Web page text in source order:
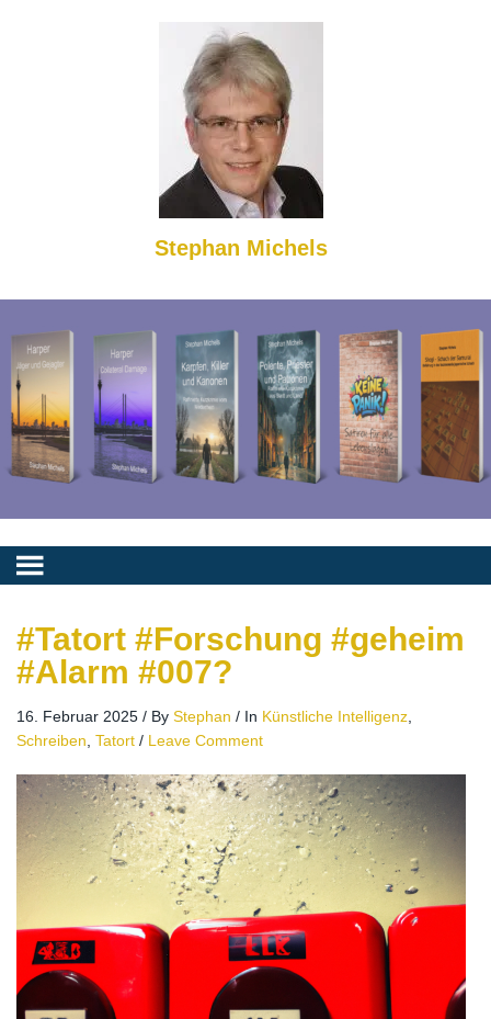
Stephan Michels
#Tatort #Forschung #geheim
#Alarm #007?
16. Februar 2025 / By Stephan / In Künstliche Intelligenz
Schreiben Tatort / Leave Comment